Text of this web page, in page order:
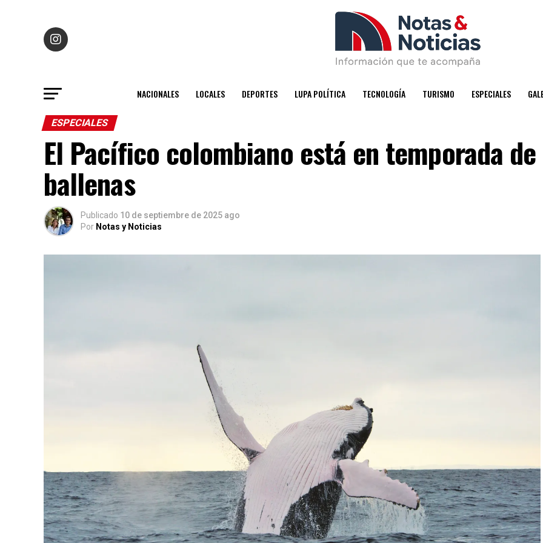
NACIONALES LOCALES DEPORTES LUPA POLÍTICA TECNOLOGÍA TURISMO ESPECIALES
ESPECIALES
El Pacífico colombiano está en temporada de
ballenas
Publicado 10 de septiembre de 2025 ago
Por Notas y Noticias